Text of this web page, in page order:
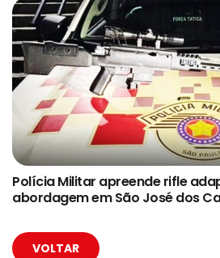
Polícia Militar apreende rifle
abordagem em São José dos
VOLTAR